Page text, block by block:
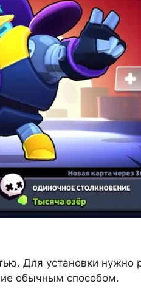
Для установки нужно
обычным способом.